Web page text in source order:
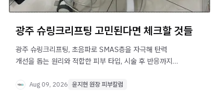
광주 슈링크리프팅 고민된다면 체크할 것들
광주 슈링크리프팅, 초음파로 SMAS층을 자극해 탄력
개선을 돕는 원리와 적합한 피부 타입, 시술 후 반응까지
Aug 09, 2026 윤지현 원장 피부칼럼